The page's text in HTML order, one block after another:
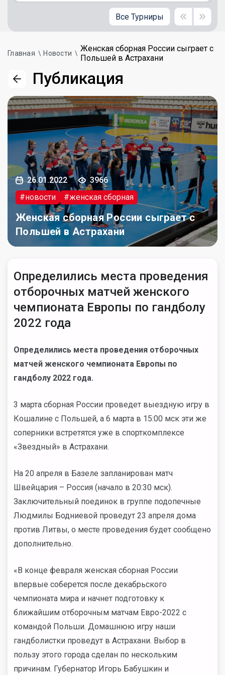
Все Турниры
Главная Новости
Женская сборная России сыграет с
Польшей в Астрахани
Публикация
26.01.2022
3966
#новости
#женская сборная
Женская сборная России сыграет с
Польшей в Астрахани
Определились места проведения
отборочных матчей женского
чемпионата Европы по гандболу
2022 года
Определились места проведения отборочных
матчей женского чемпионата Европы по
гандболу 2022 года.
3 марта сборная России проведет выездную игру в
Кошалине с Польшей, а 6 марта в 15:00 мск эти же
соперники встретятся уже в спорткомплексе
«Звездный» в Астрахани.
На 20 апреля в Базеле запланирован матч
Швейцария – Россия (начало в 20:30 мск).
Заключительный поединок в группе подопечные
Людмилы Бодниевой проведут 23 апреля дома
против Литвы, о месте проведения будет сообщено
дополнительно.
«В конце февраля женская сборная России
впервые соберется после декабрьского
чемпионата мира и начнет подготовку к
ближайшим отборочным матчам Евро-2022 с
командой Польши. Домашнюю игру наши
гандболистки проведут в Астрахани. Выбор в
пользу этого города сделан по нескольким
причинам. Губернатор Игорь Бабушкин и